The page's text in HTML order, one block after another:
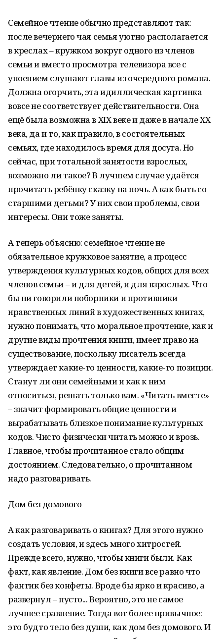
Семейное чтение обычно представляют так:
после вечернего чая семья уютно располагается
в креслах – кружком вокруг одного из членов
семьи и вместо просмотра телевизора все с
упоением слушают главы из очередного романа.
Должна огорчить, эта идиллическая картинка
вовсе не соответствует действительности. Она
ещё была возможна в XIX веке и даже в начале XX
века, да и то, как правило, в состоятельных
семьях, где находилось время для досуга. Но
сейчас, при тотальной занятости взрослых,
возможно ли такое? В лучшем случае удаётся
прочитать ребёнку сказку на ночь. А как быть со
старшими детьми? У них свои проблемы, свои
интересы. Они тоже заняты.
А теперь объясню: семейное чтение не
обязательное кружковое занятие, а процесс
утверждения культурных кодов, общих для всех
членов семьи – и для детей, и для взрослых. Что
бы ни говорили поборники и противники
нравственных линий в художественных книгах,
нужно понимать, что моральное прочтение, как и
другие виды прочтения книги, имеет право на
существование, поскольку писатель всегда
утверждает какие-то ценности, какие-то позиции.
Станут ли они семейными и как к ним
относиться, решать только вам. «Читать вместе»
– значит формировать общие ценности и
вырабатывать близкое понимание культурных
кодов. Чисто физически читать можно и врозь.
Главное, чтобы прочитанное стало общим
достоянием. Следовательно, о прочитанном
надо разговаривать.
Дом без домового
А как разговаривать о книгах? Для этого нужно
создать условия, и здесь много хитростей.
Прежде всего, нужно, чтобы книги были. Как
факт, как явление. Дом без книги все равно что
фантик без конфеты. Вроде бы ярко и красиво, а
развернул – пусто... Вероятно, это не самое
лучшее сравнение. Тогда вот более привычное:
это будто тело без души, как дом без домового. И